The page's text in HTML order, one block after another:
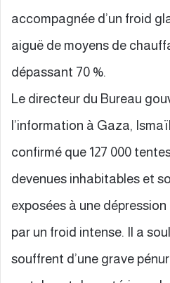
accompagnée d’un froid
aiguë de moyens de
dépassant 70 %.
Le directeur du Bureau
l’information à Gaza,
confirmé que 127 000
devenues inhabitables et
exposées à une
par un froid intense. Il a
souffrent d’une grave